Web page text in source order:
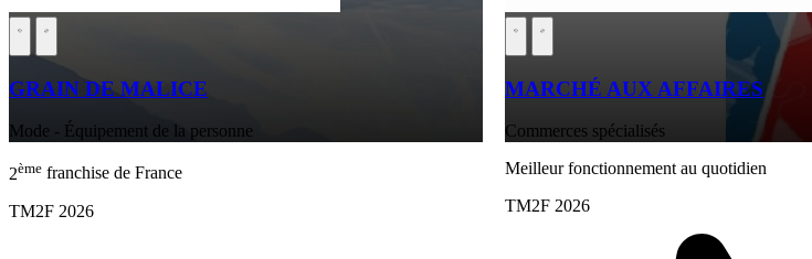
GRAIN DE MALICE
Mode - Équipement de la personne
2ème franchise de France
TM2F 2026
MARCHÉ AUX AFFAIRES
Commerces spécialisés
Meilleur fonctionnement au quotidien
TM2F 2026